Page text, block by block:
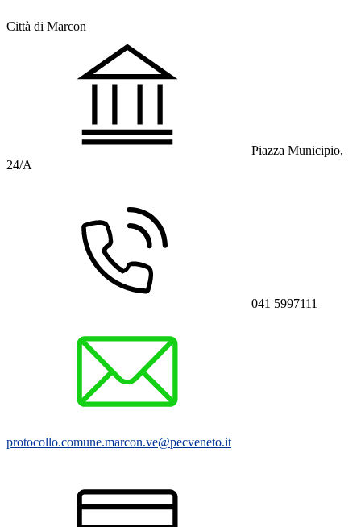
Città di Marcon
Piazza Municipio,
24/A
041 5997111
protocollo.comune.marcon.ve@pecveneto.it